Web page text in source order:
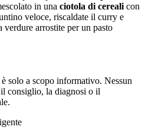
in una ciotola di cereali con
veloce, riscaldate il curry e
verdure arrostite per un pasto
solo a scopo informativo. Nessun
consiglio, la diagnosi o il